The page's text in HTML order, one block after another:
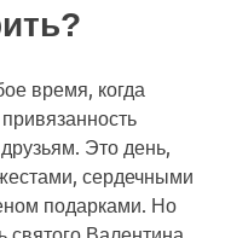
время, когда
Это день,
сердечными
подарками. Но
Валентина,